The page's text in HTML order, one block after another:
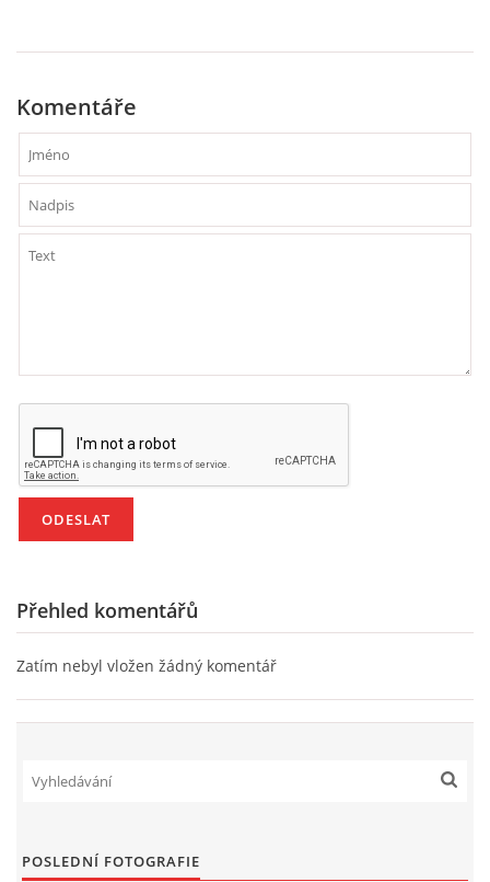
BÁSNĚ K TÉMATU JARO
POHYBOVÉ AKTIVITY NA TÉMA JARO
PÍSNĚ K TÉMATU LÉTO
PÍSNĚ K TÉMATU PODZIM
BÁSNĚ K TÉMATU PODZIM
PÍSNĚ K TÉMATU ZIMA
BÁSNĚ K TÉMATU ZIMA
Komentáře
Přehled komentářů
Zatím nebyl vložen žádný komentář
POSLEDNÍ FOTOGRAFIE